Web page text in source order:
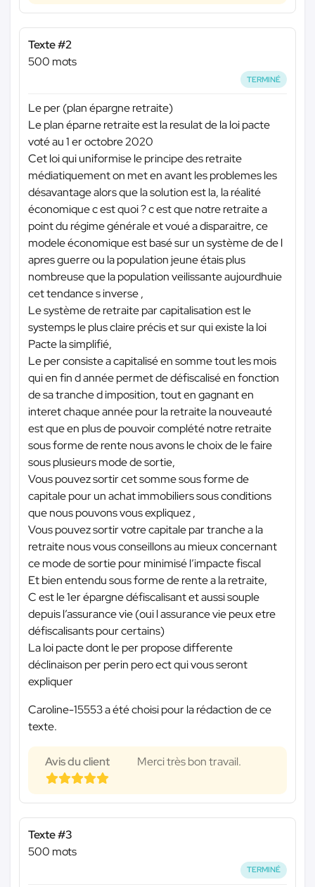
Texte #2
500 mots
TERMINÉ
Le per (plan épargne retraite)
Le plan éparne retraite est la resulat de la loi pacte
voté au 1 er octobre 2020
Cet loi qui uniformise le principe des retraite
médiatiquement on met en avant les problemes les
désavantage alors que la solution est la, la réalité
économique c est quoi ? c est que notre retraite a
point du régime générale et voué a disparaitre, ce
modele économique est basé sur un système de de l
apres guerre ou la population jeune étais plus
nombreuse que la population veilissante aujourdhuie
cet tendance s inverse ,
Le système de retraite par capitalisation est le
systemps le plus claire précis et sur qui existe la loi
Pacte la simplifié,
Le per consiste a capitalisé en somme tout les mois
qui en fin d année permet de défiscalisé en fonction
de sa tranche d imposition, tout en gagnant en
interet chaque année pour la retraite la nouveauté
est que en plus de pouvoir complété notre retraite
sous forme de rente nous avons le choix de le faire
sous plusieurs mode de sortie,
Vous pouvez sortir cet somme sous forme de
capitale pour un achat immobiliers sous conditions
que nous pouvons vous expliquez ,
Vous pouvez sortir votre capitale par tranche a la
retraite nous vous conseillons au mieux concernant
ce mode de sortie pour minimisé l’impacte fiscal
Et bien entendu sous forme de rente a la retraite,
C est le 1er épargne défiscalisant et aussi souple
depuis l’assurance vie (oui l assurance vie peux etre
défiscalisants pour certains)
La loi pacte dont le per propose differente
déclinaison per perin pero ect qui vous seront
expliquer
Caroline-15553 a été choisi pour la rédaction de ce
texte.
Avis du client Merci très bon travail.
Texte #3
500 mots
TERMINÉ